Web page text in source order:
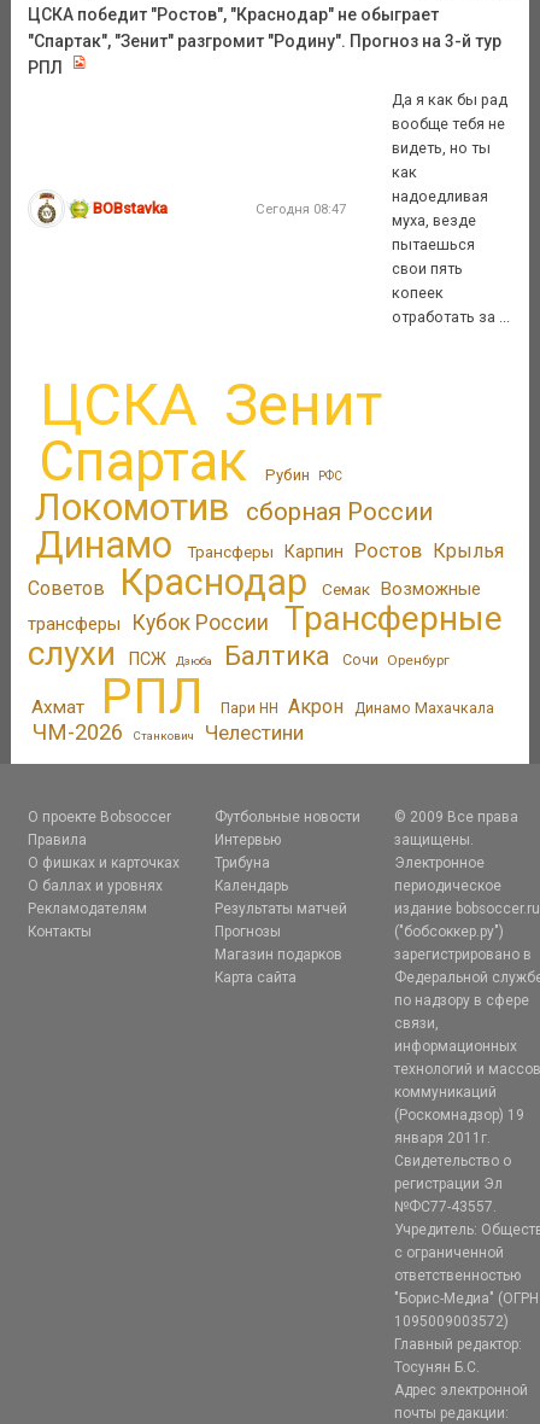
ЦСКА победит "Ростов", "Краснодар" не обыграет
"Спартак", "Зенит" разгромит "Родину". Прогноз на 3-й тур
РПЛ
BOBstavka Сегодня 08:47
Да я как бы рад
вообще тебя не
видеть, но ты
как
надоедливая
муха, везде
пытаешься
свои пять
копеек
отработать за ...
ЦСКА Зенит
Спартак Рубин РФС
Локомотив сборная России
Динамо Трансферы Карпин Ростов Крылья
Советов
Краснодар Семак Возможные
трансферы
Кубок России
Трансферные
слухи
ПСЖ Дзюба Балтика Сочи Оренбург
Ахмат РПЛ Пари НН Акрон Динамо Махачкала
ЧМ-2026 Станкович Челестини
О проекте Bobsoccer
Правила
О фишках и карточках
О баллах и уровнях
Рекламодателям
Контакты
Футбольные новости
Интервью
Трибуна
Календарь
Результаты матчей
Прогнозы
Магазин подарков
Карта сайта
© 2009 Все права
защищены.
Электронное
периодическое
издание bobsoccer.ru
("бобсоккер.ру")
зарегистрировано в
Федеральной
по надзору в сфере
связи,
информационных
технологий и
коммуникаций
(Роскомнадзор) 19
января 2011г.
Свидетельство о
регистрации Эл
№ФС77-43557.
Учредитель:
с ограниченной
ответственностью
"Борис-Медиа" (ОГРН
1095009003572)
Главный редактор:
Тосунян Б.С.
Адрес электронной
почты редакции: